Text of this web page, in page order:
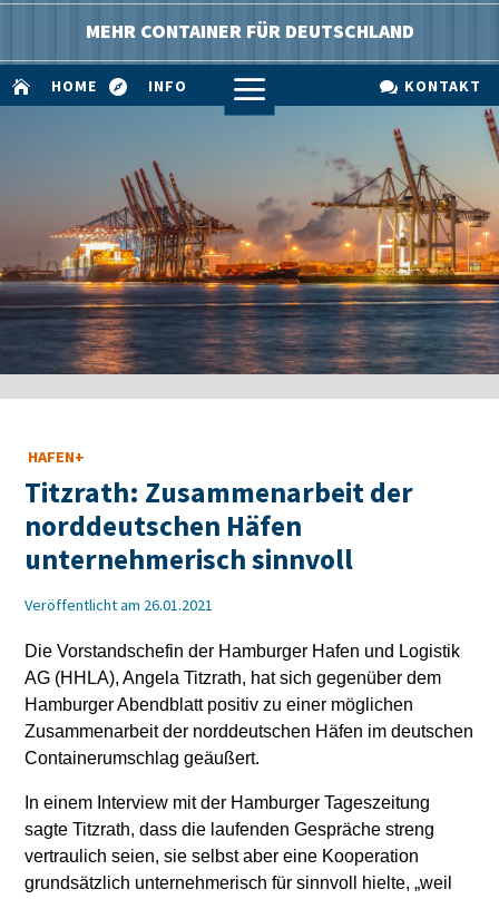
MEHR CONTAINER FÜR DEUTSCHLAND
 HOME  INFO a  KONTAKT
HAFEN+
Titzrath: Zusammenarbeit der
norddeutschen Häfen
unternehmerisch sinnvoll
Veröffentlicht am 26.01.2021
Die Vorstandschefin der Hamburger Hafen und Logistik
AG (HHLA), Angela Titzrath, hat sich gegenüber dem
Hamburger Abendblatt positiv zu einer möglichen
Zusammenarbeit der norddeutschen Häfen im deutschen
Containerumschlag geäußert.
In einem Interview mit der Hamburger Tageszeitung
sagte Titzrath, dass die laufenden Gespräche streng
vertraulich seien, sie selbst aber eine Kooperation
grundsätzlich unternehmerisch für sinnvoll hielte, „weil